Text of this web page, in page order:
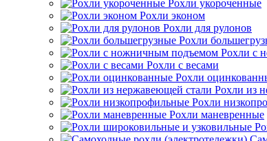
Рохли укороченные
Рохли эконом
Рохли для рулонов
Рохли
Рохли с
Рохли с весами
Рохли
Рохли из
Рохли
Рохли маневренные